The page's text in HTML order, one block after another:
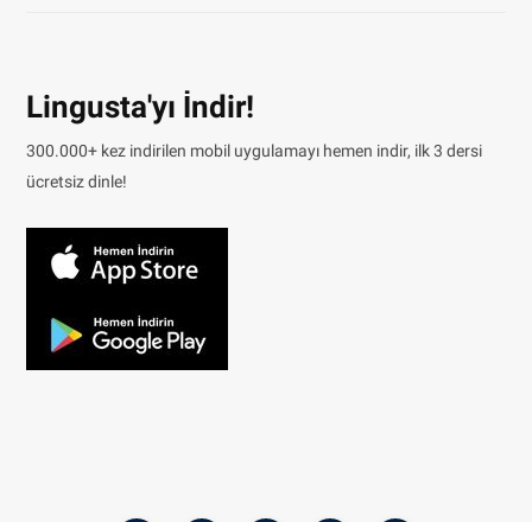
Lingusta'yı İndir!
300.000+ kez indirilen mobil uygulamayı hemen indir, ilk 3 dersi
ücretsiz dinle!